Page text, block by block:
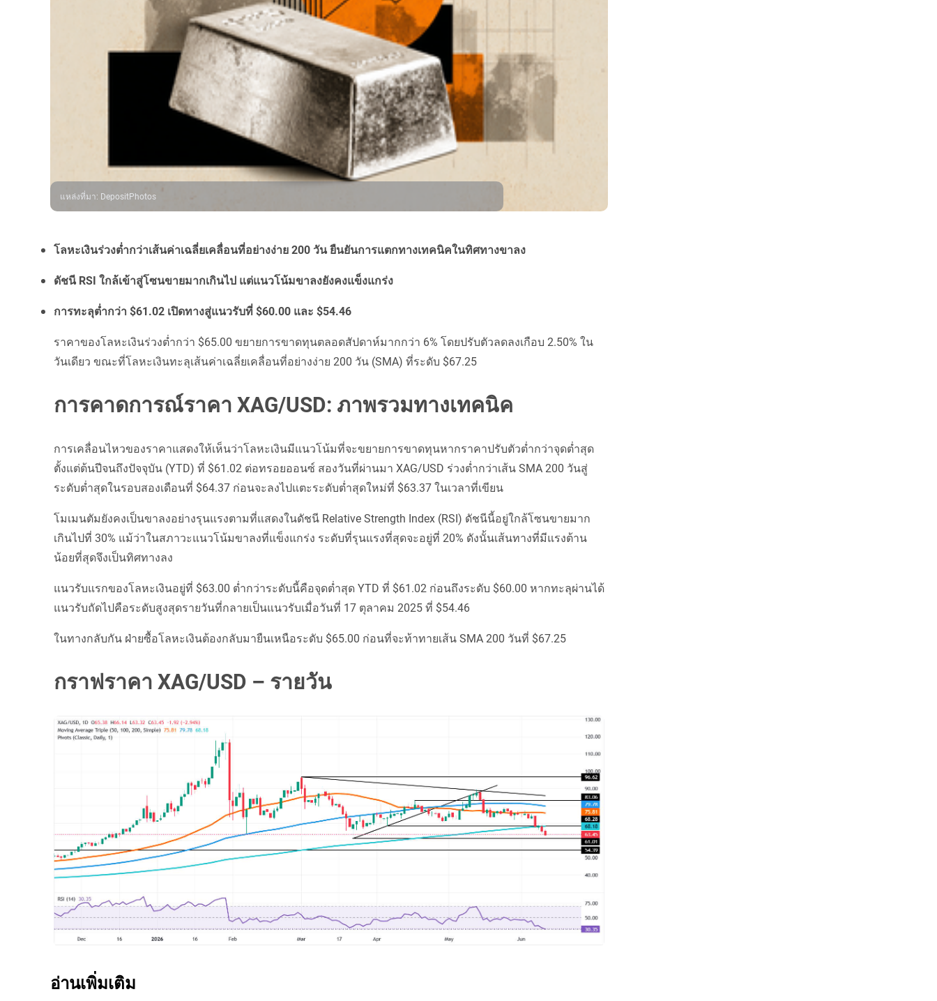
แหล่งที่มา: DepositPhotos
โลหะเงินร่วงต่ำกว่าเส้นค่าเฉลี่ยเคลื่อนที่อย่างง่าย 200 วัน ยืนยันการแตกทางเทคนิคในทิศทางขาลง
ดัชนี RSI ใกล้เข้าสู่โซนขายมากเกินไป แต่แนวโน้มขาลงยังคงแข็งแกร่ง
การทะลุต่ำกว่า $61.02 เปิดทางสู่แนวรับที่ $60.00 และ $54.46
ราคาของโลหะเงินร่วงต่ำกว่า $65.00 ขยายการขาดทุนตลอดสัปดาห์มากกว่า 6% โดยปรับตัวลดลงเกือบ 2.50% ใน
วันเดียว ขณะที่โลหะเงินทะลุเส้นค่าเฉลี่ยเคลื่อนที่อย่างง่าย 200 วัน (SMA) ที่ระดับ $67.25
การคาดการณ์ราคา XAG/USD: ภาพรวมทางเทคนิค
การเคลื่อนไหวของราคาแสดงให้เห็นว่าโลหะเงินมีแนวโน้มที่จะขยายการขาดทุนหากราคาปรับตัวต่ำกว่าจุดต่ำสุด
ตั้งแต่ต้นปีจนถึงปัจจุบัน (YTD) ที่ $61.02 ต่อทรอยออนซ์ สองวันที่ผ่านมา XAG/USD ร่วงต่ำกว่าเส้น SMA 200 วันสู่
ระดับต่ำสุดในรอบสองเดือนที่ $64.37 ก่อนจะลงไปแตะระดับต่ำสุดใหม่ที่ $63.37 ในเวลาที่เขียน
โมเมนตัมยังคงเป็นขาลงอย่างรุนแรงตามที่แสดงในดัชนี Relative Strength Index (RSI) ดัชนีนี้อยู่ใกล้โซนขายมาก
เกินไปที่ 30% แม้ว่าในสภาวะแนวโน้มขาลงที่แข็งแกร่ง ระดับที่รุนแรงที่สุดจะอยู่ที่ 20% ดังนั้นเส้นทางที่มีแรงต้าน
น้อยที่สุดจึงเป็นทิศทางลง
แนวรับแรกของโลหะเงินอยู่ที่ $63.00 ต่ำกว่าระดับนี้คือจุดต่ำสุด YTD ที่ $61.02 ก่อนถึงระดับ $60.00 หากทะลุผ่านได้
แนวรับถัดไปคือระดับสูงสุดรายวันที่กลายเป็นแนวรับเมื่อวันที่ 17 ตุลาคม 2025 ที่ $54.46
ในทางกลับกัน ฝ่ายซื้อโลหะเงินต้องกลับมายืนเหนือระดับ $65.00 ก่อนที่จะท้าทายเส้น SMA 200 วันที่ $67.25
กราฟราคา XAG/USD – รายวัน
อ่านเพิ่มเติม